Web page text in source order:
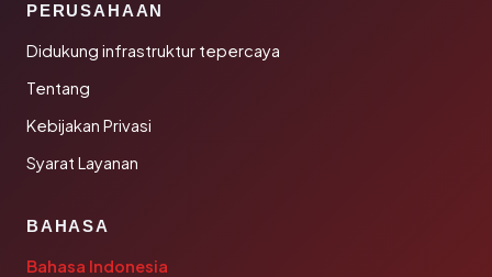
PERUSAHAAN
Didukung infrastruktur tepercaya
Tentang
Kebijakan Privasi
Syarat Layanan
BAHASA
Bahasa Indonesia